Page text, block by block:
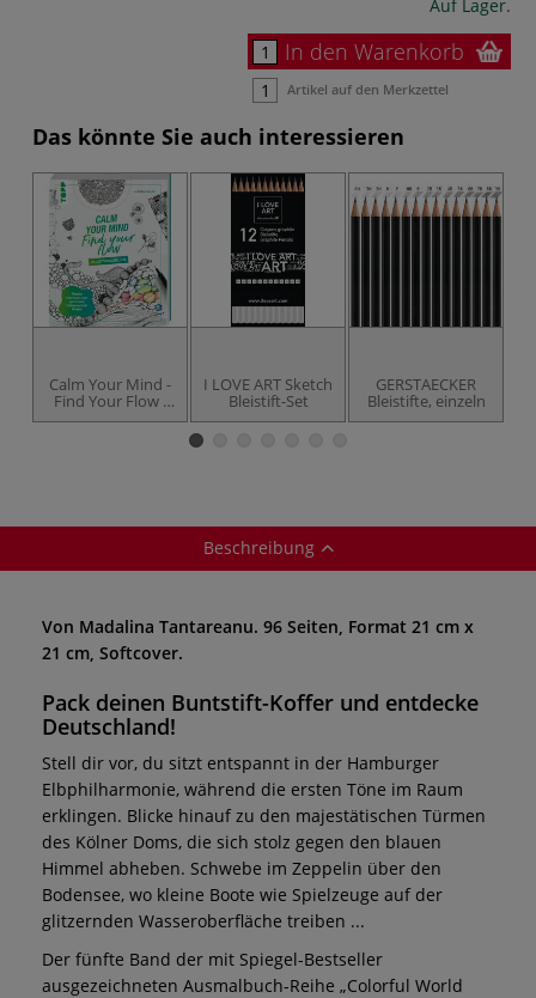
Auf Lager.
In den Warenkorb
Artikel auf den Merkzettel
Das könnte Sie auch interessieren
Calm Your Mind -
Find Your Flow -
Grundlagenbuch
I LOVE ART Sketch
Bleistift-Set
GERSTAECKER
Bleistifte, einzeln
Beschreibung
Von Madalina Tantareanu. 96 Seiten, Format 21 cm x
21 cm, Softcover.
Pack deinen Buntstift-Koffer und entdecke
Deutschland!
Stell dir vor, du sitzt entspannt in der Hamburger
Elbphilharmonie, während die ersten Töne im Raum
erklingen. Blicke hinauf zu den majestätischen Türmen
des Kölner Doms, die sich stolz gegen den blauen
Himmel abheben. Schwebe im Zeppelin über den
Bodensee, wo kleine Boote wie Spielzeuge auf der
glitzernden Wasseroberfläche treiben ...
Der fünfte Band der mit Spiegel-Bestseller
ausgezeichneten Ausmalbuch-Reihe „Colorful World